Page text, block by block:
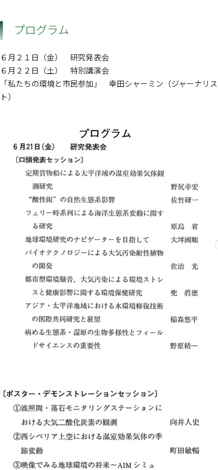
プログラム
６月２１日（金） 研究発表会
６月２２日（土） 特別講演会
「私たちの環境と市民参加」 幸田シャーミン（ジャーナリス
ト）